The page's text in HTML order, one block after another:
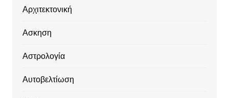
Αρχιτεκτονική
Ασκηση
Αστρολογία
Αυτοβελτίωση